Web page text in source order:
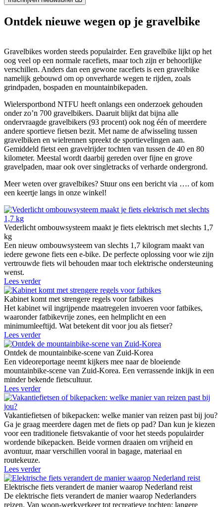
Ontdek nieuwe wegen op je gravelbike
Gravelbikes worden steeds populairder. Een gravelbike lijkt op het
oog veel op een normale racefiets, maar toch zijn er behoorlijke
verschillen. Anders dan een gewone racefiets is een gravelbike
namelijk gebouwd om op onverharde wegen te rijden, zoals
grindpaden, bospaden en mountainbikepaden.
Wielersportbond NTFU heeft onlangs een onderzoek gehouden
onder zo’n 700 gravelbikers. Daaruit blijkt dat bijna alle
ondervraagde gravelbikers (93 procent) ook nog één of meerdere
andere sportieve fietsen bezit. Met name de afwisseling tussen
gravelbiken en wielrennen spreekt de sportievelingen aan.
Gemiddeld fietst een gravelrijder tochten van tussen de 40 en 80
kilometer. Meestal wordt daarbij gereden over fijne en grove
gravelpaden, maar ook over singletracks of verharde ondergrond.
Meer weten over gravelbikes? Stuur ons een bericht via …. of kom
een keertje langs in onze winkel!
Vederlicht ombouwsysteem maakt je fiets elektrisch met slechts 1,7
kg
Een nieuw ombouwsysteem van slechts 1,7 kilogram maakt van
iedere gewone fiets een e-bike. De perfecte oplossing voor wie zijn
vertrouwde fiets wil behouden maar toch elektrische ondersteuning
wenst.
Lees verder
Kabinet komt met strengere regels voor fatbikes
Het kabinet wil ingrijpende maatregelen invoeren voor fatbikes,
waaronder fatbikevrije zones, een helmplicht en een
minimumleeftijd. Wat betekent dit voor jou als fietser?
Lees verder
Ontdek de mountainbike-scene van Zuid-Korea
Een videoreportage neemt kijkers mee naar de bloeiende
mountainbike-scene van Zuid-Korea. Een verrassende inkijk in een
minder bekende fietscultuur.
Lees verder
Vakantiefietsen of bikepacken: welke manier van reizen past bij jou?
Ga je graag meerdere dagen met de fiets op pad? Dan kun je kiezen
voor een traditionele fietsvakantie of voor het steeds populairder
wordende bikepacken. Beide vormen draaien om vrijheid en
avontuur, maar verschillen vooral in bagage, materiaal en
routekeuze.
Lees verder
Elektrische fiets verandert de manier waarop Nederland reist
De elektrische fiets verandert de manier waarop Nederlanders
reizen. Van woon-werkverkeer tot recreatieve tochten: langere